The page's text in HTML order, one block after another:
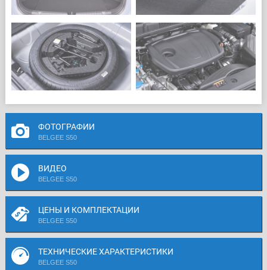
ФОТОГРАФИИ
BELGEE S50
ВИДЕО
BELGEE S50
ЦЕНЫ И КОМПЛЕКТАЦИИ
BELGEE S50
ТЕХНИЧЕСКИЕ ХАРАКТЕРИСТИКИ
BELGEE S50